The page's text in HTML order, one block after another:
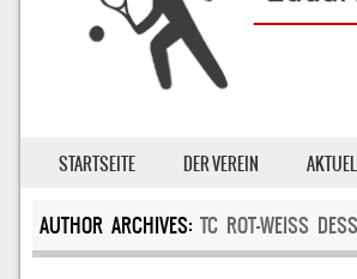
SKIP TO CONTENT
STARTSEITE DER VEREIN
AUTHOR ARCHIVES: TC ROT-WEISS